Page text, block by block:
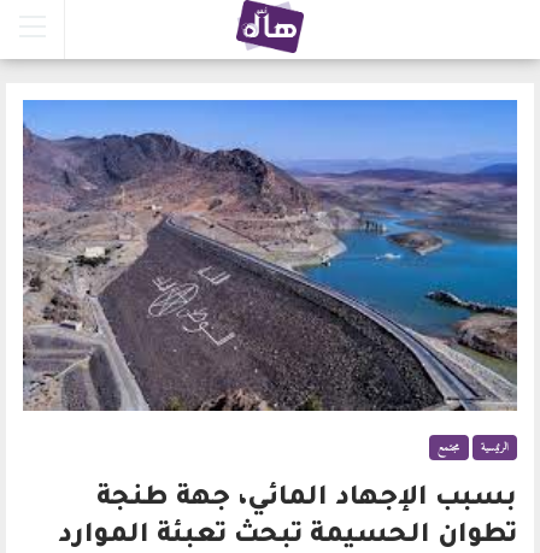
الرئيسية مجتمع
بسبب الإجهاد المائي، جهة طنجة
تطوان الحسيمة تبحث تعبئة الموارد